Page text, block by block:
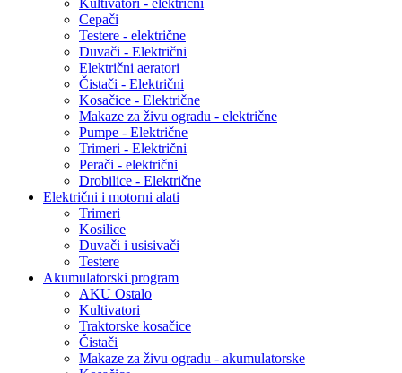
Cepači
Testere - električne
Duvači - Električni
Električni aeratori
Čistači - Električni
Kosačice - Električne
Makaze za živu ogradu - električne
Pumpe - Električne
Trimeri - Električni
Perači - električni
Drobilice - Električne
Električni i motorni alati
Trimeri
Kosilice
Duvači i usisivači
Testere
Akumulatorski program
AKU Ostalo
Kultivatori
Traktorske kosačice
Čistači
Makaze za živu ogradu - akumulatorske